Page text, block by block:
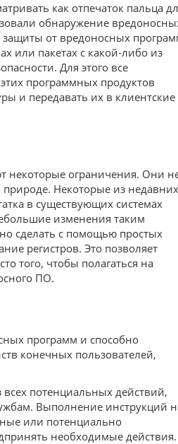
как отпечаток пальца
обнаружение
защиты от вредоносных
или пакетах с какой-либо из
Для этого все
программных продуктов
и передавать их в клиентские
некоторые ограничения. Они
природе. Некоторые из недавних
в существующих системах
изменения таким
сделать с помощью простых
регистров. Это позволяет
того, чтобы полагаться на
ПО.
программ и способно
конечных пользователей,
потенциальных действий,
Выполнение инструкций
или потенциально
необходимые действия.